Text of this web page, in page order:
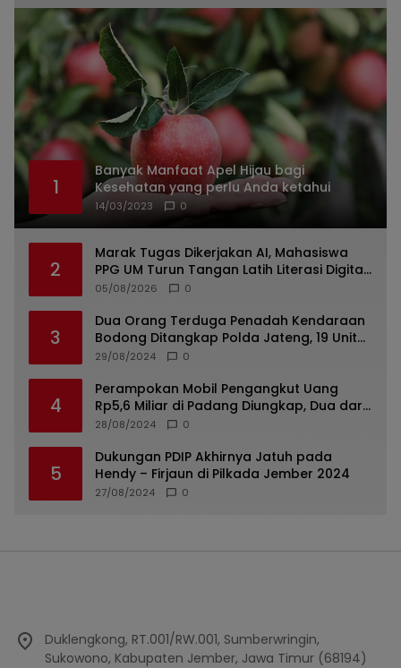
1
Banyak Manfaat Apel Hijau bagi
Kesehatan yang perlu Anda ketahui
14/03/2023 0
2
Marak Tugas Dikerjakan AI, Mahasiswa
PPG UM Turun Tangan Latih Literasi Digital
di Lumajang
05/08/2026 0
3
Dua Orang Terduga Penadah Kendaraan
Bodong Ditangkap Polda Jateng, 19 Unit
Roda Empat Diamankan
29/08/2024 0
4
Perampokan Mobil Pengangkut Uang
Rp5,6 Miliar di Padang Diungkap, Dua dari
Tiga Tersangka Merupakan Oknum Polisi
28/08/2024 0
5
Dukungan PDIP Akhirnya Jatuh pada
Hendy – Firjaun di Pilkada Jember 2024
27/08/2024 0
Duklengkong, RT.001/RW.001, Sumberwringin,
Sukowono, Kabupaten Jember, Jawa Timur (68194)